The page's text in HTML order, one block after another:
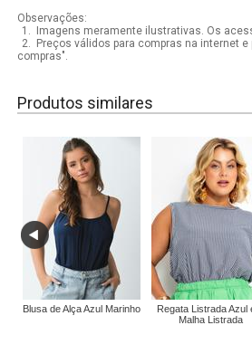
Observações:
1.
Imagens meramente ilustrativas. Os
2.
Preços válidos para compras na internet
compras".
Produtos similares
Blusa de Alça Azul Marinho
Regata Listrada Azul
Malha Listrada